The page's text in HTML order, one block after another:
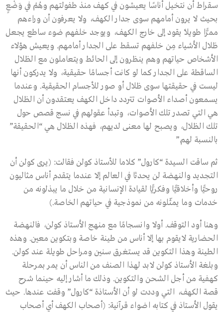
سقراط أن نتخيل أناسًا يعيشون في كهف منذ طفولتهم وهُمْ في وَضْعٍ
بحيث لا يرون أمامهم سوى جدار الكهف، ولا يعرفون أن وراءهم
ممرًّا طويلاً يقود إلى خارج الكهف، ويوجد خلفهم ضوء ساطع يجعل
ظلال الأشياء مِن خلفهم تسقط على الجدار أمامهم. ويعيش هؤلاء
الأشخاص حياتهم وهم ينظرون إلى الحائط ويتعاملون مع الظلال
الساقطة على الجدار كما لو كانت أجسامًا حقيقية، ولا يدركون أنها
ليست في حقيقتها سوى ظلال أو صور للأجسام الحقيقية. وعندما
يسمعون أصداء الأصوات تتردد داخل الكهف يعتقدون أن الظلال
هي التي تصدر تلك الأصوات، وتبدأ عقولهم في نسج قصص حول
تلك الظلال، ويصبح لها معنى لديهم، فهذه الظلال هي “الحقيقة”
بالنسبة لهم.”
ثم ساقت السيدة “كارول” كلاما للأستاذ كولن فقالت: (يرى كولن أن
التجديد والنهضة لن يحدثا في العالم إلا عندما يتقدم أناس مثاليون
روحيًّا وأخلاقيًّا وفكريًّا لقيادة الإنسانية من خلال ما يبذلونه من
خدمات وما يمثّلونه من نموذجية في حياتهم الخاصة.)
وهنا أود التوقف. أولا وانسجامًا مع منهج الأستاذ كولن، فالنهضة
الحضارية لايقوم بها إلا أناس من طينة خاصة وبتكوين معين. وهذه
الطينة وهذا التكوين قد يستغرق سنين ومراحل طويلة عند كولن.
وبلغة الأستاذ كولن لابد لهذا الصنف من الناس أن يمر بمرحلة
كهفية من أجل الشحن والتكوين. وذلك ما أشار إليه حينما شرح
قصة الكهف، التي وددت لو أن الأستاذة “كارول” وقفت عندها. حيث
يقول الأستاذ في كتابه اضواء قرآنية: (أصحاب الكهف أي أصحاب